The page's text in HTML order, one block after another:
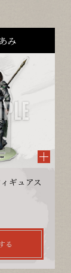
み
ギュアス
る